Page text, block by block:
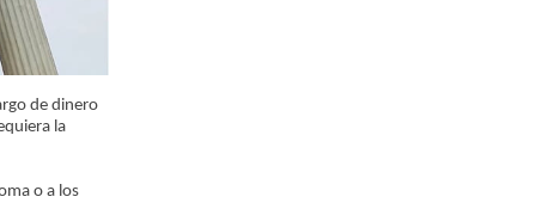
de dinero
la
o a los